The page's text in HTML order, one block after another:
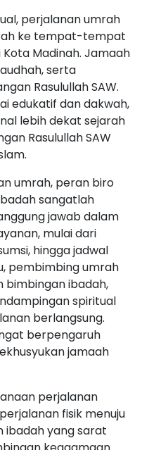
perjalanan umrah
ke tempat-tempat
Madinah. Jamaah
serta
Rasulullah SAW.
edukatif dan dakwah,
lebih dekat sejarah
Rasulullah SAW
umrah, peran biro
sangatlah
jawab dalam
mulai dari
hingga jadwal
pembimbing umrah
ibadah,
spiritual
berlangsung.
berpengaruh
jamaah
perjalanan
fisik menuju
ibadah yang sarat